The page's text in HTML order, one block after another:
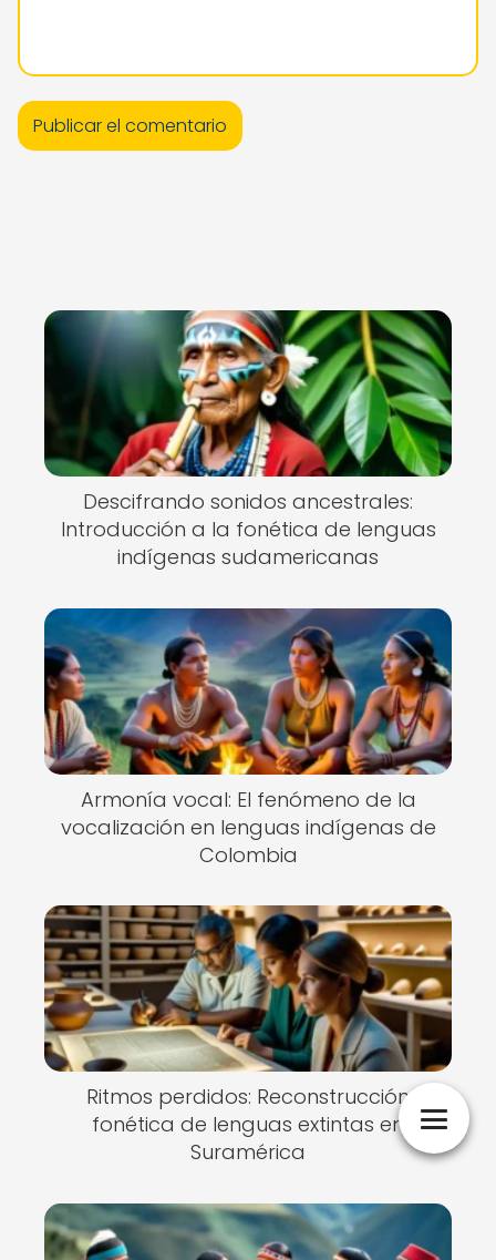
Descifrando sonidos ancestrales:
Introducción a la fonética de lenguas
indígenas sudamericanas
Armonía vocal: El fenómeno de la
vocalización en lenguas indígenas de
Colombia
Ritmos perdidos: Reconstrucción
fonética de lenguas extintas en
Suramérica